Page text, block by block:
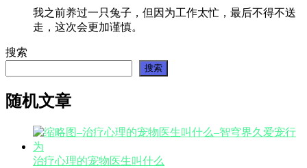
我之前养过一只兔子，但因为工作太忙，最后不得不送
走，这次会更加谨慎。
搜索
搜索
随机文章
治疗心理的宠物医生叫什么